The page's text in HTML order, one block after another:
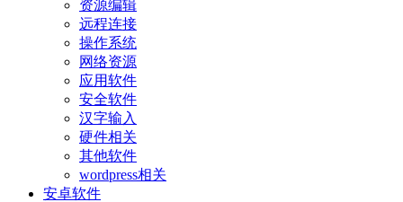
资源编辑
远程连接
操作系统
网络资源
应用软件
安全软件
汉字输入
硬件相关
其他软件
wordpress相关
安卓软件